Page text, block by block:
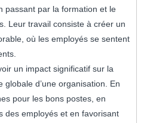
passant par la formation et le
Leur travail consiste à créer un
où les employés se sentent
un impact significatif sur la
d’une organisation. En
pour les bons postes, en
des employés et en favorisant